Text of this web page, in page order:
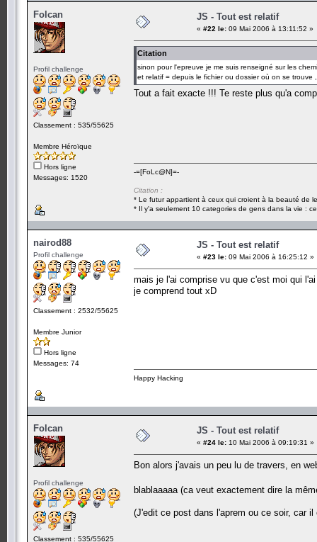
Folcan
Profil challenge
Classement : 535/55625
Membre Héroïque
Hors ligne
Messages: 1520
JS - Tout est relatif
« #22 le: 09 Mai 2006 à 13:11:52 »
Citation
sinon pour l'epreuve je me suis renseigné sur les
et relatif = depuis le fichier ou dossier où on se
Tout a fait exacte !!! Te reste plus qu'a
-=[FoLc@N]=-
Citation :
* Le futur appartient à ceux qui croient à la beauté de
* Il y'a seulement 10 categories de gens dans la vie :
nairod88
Profil challenge
Classement : 2532/55625
Membre Junior
Hors ligne
Messages: 74
JS - Tout est relatif
« #23 le: 09 Mai 2006 à 16:25:12 »
mais je l'ai comprise vu que c'est moi qui
je comprend tout xD
Happy Hacking
Folcan
Profil challenge
Classement : 535/55625
JS - Tout est relatif
« #24 le: 10 Mai 2006 à 09:19:31 »
Bon alors j'avais un peu lu de travers, en
blablaaaaa (ca veut exactement dire la
(J'edit ce post dans l'aprem ou ce soir, car